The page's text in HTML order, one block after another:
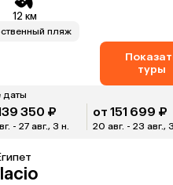
12 км
пляж
туры
даты
350 ₽
- 27 авг., 3 н.
от 151 699 ₽
20 авг. - 23 авг.,